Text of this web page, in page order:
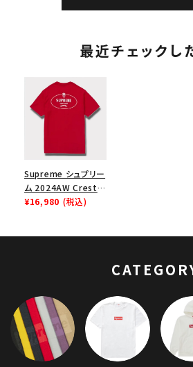
最近チェックし
Supreme シュプリー
ム 2024AW Crest
Tee クレストTシャ
¥16,980 (税込)